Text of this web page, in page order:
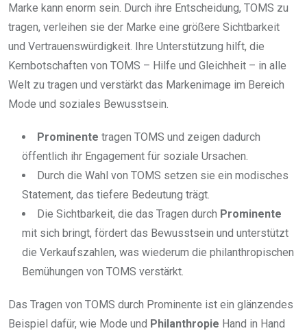
Marke kann enorm sein. Durch ihre Entscheidung, TOMS zu
tragen, verleihen sie der Marke eine größere Sichtbarkeit
und Vertrauenswürdigkeit. Ihre Unterstützung hilft, die
Kernbotschaften von TOMS – Hilfe und Gleichheit – in alle
Welt zu tragen und verstärkt das Markenimage im Bereich
Mode und soziales Bewusstsein.
Prominente tragen TOMS und zeigen dadurch
öffentlich ihr Engagement für soziale Ursachen.
Durch die Wahl von TOMS setzen sie ein modisches
Statement, das tiefere Bedeutung trägt.
Die Sichtbarkeit, die das Tragen durch Prominente
mit sich bringt, fördert das Bewusstsein und unterstützt
die Verkaufszahlen, was wiederum die philanthropischen
Bemühungen von TOMS verstärkt.
Das Tragen von TOMS durch Prominente ist ein glänzendes
Beispiel dafür, wie Mode und Philanthropie Hand in Hand